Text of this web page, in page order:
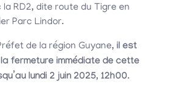
la RD2, dite route du Tigre en
Parc Lindor.
de la région Guyane, il est
fermeture immédiate de cette
lundi 2 juin 2025, 12h00.